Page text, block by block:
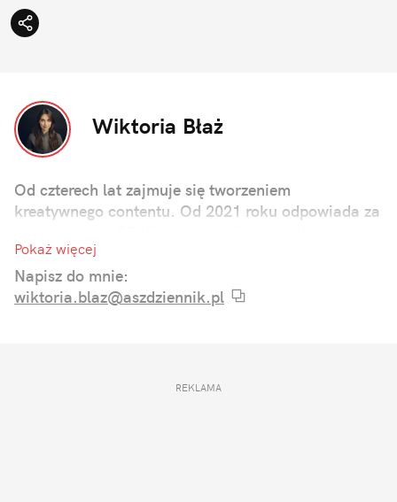
Wiktoria Błaż
Od czterech lat zajmuje się tworzeniem
kreatywnego contentu. Od 2021 roku odpowiada za
studia dziennikarskie ze specjalizacją w zakresie
komunikacji online.
Pokaż więcej
Napisz do mnie:
wiktoria.blaz@aszdziennik.pl
REKLAMA